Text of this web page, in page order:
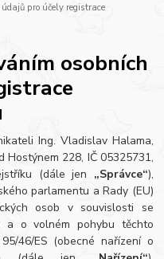
pro účely registrace
osobních
Ing. Vladislav Halama,
Hostýnem 228, IČ 05325731,
(dále jen „Správce“),
parlamentu a Rady (EU)
osob v souvislosti se
a o volném pohybu těchto
46/ES (obecné nařízení o